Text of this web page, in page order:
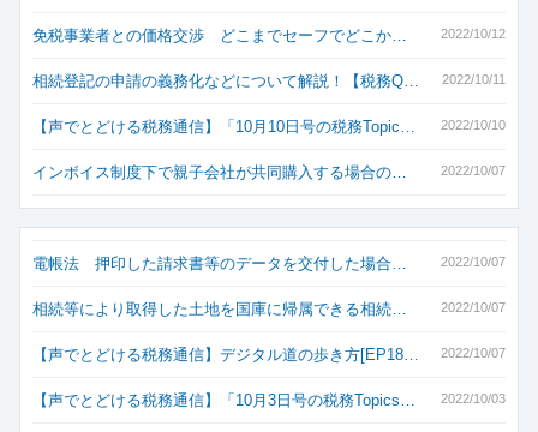
2022/10/12
免税事業者との価格交渉 どこまでセーフでどこか…
2022/10/11
相続登記の申請の義務化などについて解説！【税務Q…
2022/10/10
【声でとどける税務通信】「10月10日号の税務Topic…
2022/10/07
インボイス制度下で親子会社が共同購入する場合の…
2022/10/07
電帳法 押印した請求書等のデータを交付した場合…
2022/10/07
相続等により取得した土地を国庫に帰属できる相続…
2022/10/07
【声でとどける税務通信】デジタル道の歩き方[EP18…
2022/10/03
【声でとどける税務通信】「10月3日号の税務Topics…